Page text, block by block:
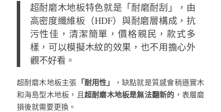
超耐磨木地板特色就是「耐磨耐刮」，由
高密度纖維板（HDF）與耐磨層構成，抗
污性佳，清潔簡單，價格親民，款式多
樣，可以模擬木紋的效果，也不用擔心外
觀不好看。
超耐磨木地板主張 「耐用性」
，缺點就是質感會稍遜實木
和海島型木地板，且超耐磨木地板是無法翻新的 ，表層磨
損後就需要更換。